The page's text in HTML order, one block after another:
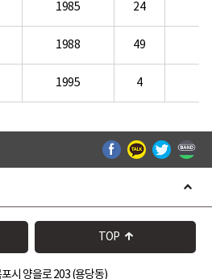
1985 24
1988 49
1995 4
TOP
시 양을로 203 (용당동)